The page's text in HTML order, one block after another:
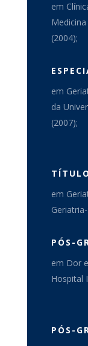
em
(2004);
em
da
(2007);
TÍTULO
em
PÓS-
em Dor
Hospital
PÓS-